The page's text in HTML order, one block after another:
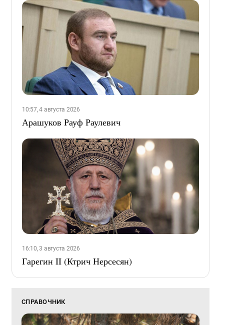
10:57, 4 августа 2026
Арашуков Рауф Раулевич
16:10, 3 августа 2026
Гарегин II (Ктрич Нерсесян)
СПРАВОЧНИК